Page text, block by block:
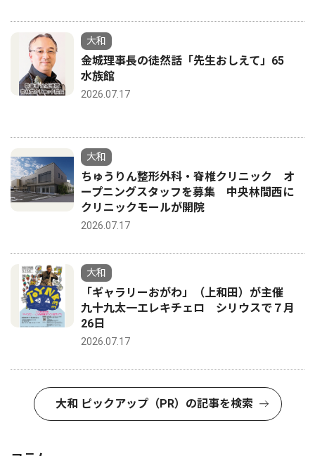
大和
金城理事長の徒然話「先生おしえて」65
水族館
2026.07.17
大和
ちゅうりん整形外科・脊椎クリニック オ
ープニングスタッフを募集 中央林間西に
クリニックモールが開院
2026.07.17
大和
「ギャラリーおがわ」（上和田）が主催
九十九太一エレキチェロ シリウスで７月
26日
2026.07.17
大和 ピックアップ（PR）の記事を検索